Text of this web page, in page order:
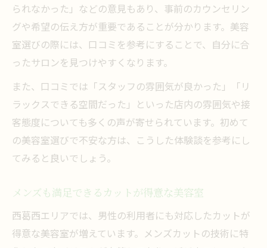
られなかった」などの意見もあり、事前のカウンセリン
グや希望の伝え方が重要であることが分かります。美容
室選びの際には、口コミを参考にすることで、自分に合
ったサロンを見つけやすくなります。
また、口コミでは「スタッフの雰囲気が良かった」「リ
ラックスできる空間だった」といった店内の雰囲気や接
客態度についても多くの声が寄せられています。初めて
の美容室選びで不安な方は、こうした体験談を参考にし
てみると良いでしょう。
メンズも満足できるカットが得意な美容室
西葛西エリアでは、男性の利用者にも対応したカットが
得意な美容室が増えています。メンズカットの技術に特